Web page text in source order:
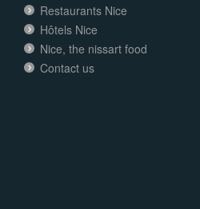
Restaurants Nice
Hôtels Nice
Nice, the nissart food
Contact us